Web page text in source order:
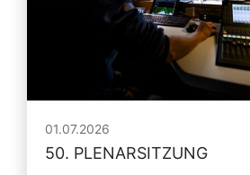
01.07.2026
50. PLENARSITZUNG